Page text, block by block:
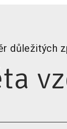
důležitých